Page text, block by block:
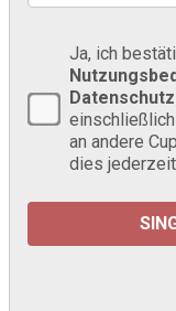
Ja, ich
an andere
dies